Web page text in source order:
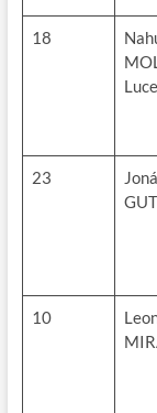
18
23
10